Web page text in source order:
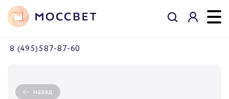
8 (495) 587-87-60
назад